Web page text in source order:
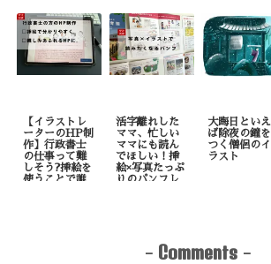
【イラストレ
ーターのHP制
作】行政書士
の仕事って難
しそう?挿絵を
使うことで誰
活字離れした
ママ、忙しい
ママにも読ん
でほしい！挿
絵×写真たっぷ
りのパンフレ
大晦日といえ
ば除夜の鐘を
つく僧侶のイ
ラスト
- Comments -